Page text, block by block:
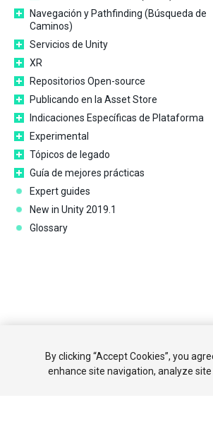
Navegación y Pathfinding (Búsqueda de
Caminos)
Servicios de Unity
XR
Repositorios Open-source
Publicando en la Asset Store
Indicaciones Específicas de Plataforma
Experimental
Tópicos de legado
Guía de mejores prácticas
Expert guides
New in Unity 2019.1
Glossary
By clicking “Accept Cookies”, you
enhance site navigation, analyze